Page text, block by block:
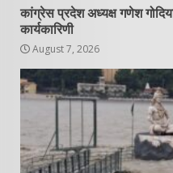
कांग्रेस प्रदेश अध्यक्ष गणेश
कार्यकारिणी
August 7, 2026